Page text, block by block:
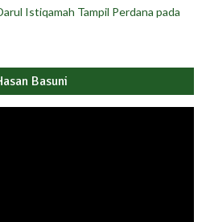
Istiqamah Tampil Perdana pada
Basuni